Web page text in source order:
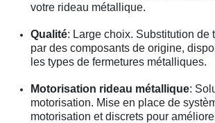
votre rideau métallique.
Qualité: Large choix. Substitution de
par des composants de origine,
les types de fermetures métalliques.
Motorisation rideau métallique:
motorisation. Mise en place de
motorisation et discrets pour